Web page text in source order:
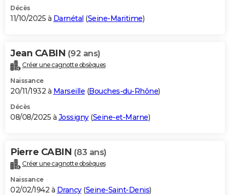
S'inscrire
Se connecter
Lycées
Collèges
Primaires
Universités
Entreprises
Service militaire
Avis de recherche
AVIS DE DÉCÈS
Bricolage
Lifestyle
Culture
Sport
Auto
Television
Voyage
Cinema
Décès
11/10/2025 à Darnétal (Seine-Maritime)
Jean CABIN (92 ans)
Créer une cagnotte obsèques
Naissance
20/11/1932 à Marseille (Bouches-du-Rhône)
Décès
08/08/2025 à Jossigny(Seine-et-Marne)
Pierre CABIN (83 ans)
Créer une cagnotte obsèques
Naissance
02/02/1942 à Drancy(Seine-Saint-Denis)